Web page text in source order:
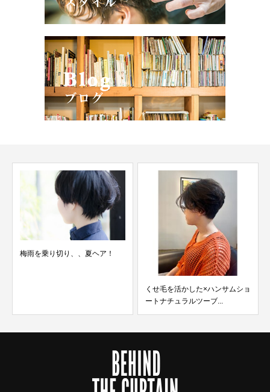
梅雨を乗り切り、、夏ヘア！
くせ毛を活かした×ハンサムショ
ートナチュラルツーブ...